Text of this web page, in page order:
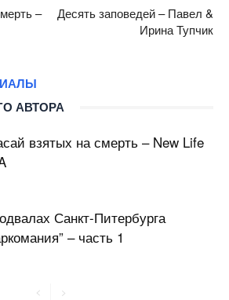
–
Десять заповедей – Павел &
Ирина Тупчик
АВТОРА
взятых на смерть – New Life
Санкт-Питербурга
– часть 1